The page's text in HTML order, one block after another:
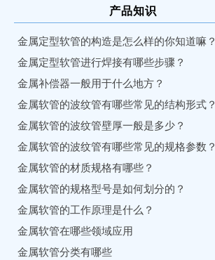
产品知识
金属定型软管的构造是怎么样的你知道嘛？
金属定型软管进行焊接有哪些步骤？
金属补偿器一般用于什么地方？
金属软管的波纹管有哪些常见的结构形式？
金属软管的波纹管壁厚一般是多少？
金属软管的波纹管有哪些常见的规格参数？
金属软管的材质规格有哪些？
金属软管的规格型号是如何划分的？
金属软管的工作原理是什么？
金属软管在哪些领域应用
金属软管分类有哪些